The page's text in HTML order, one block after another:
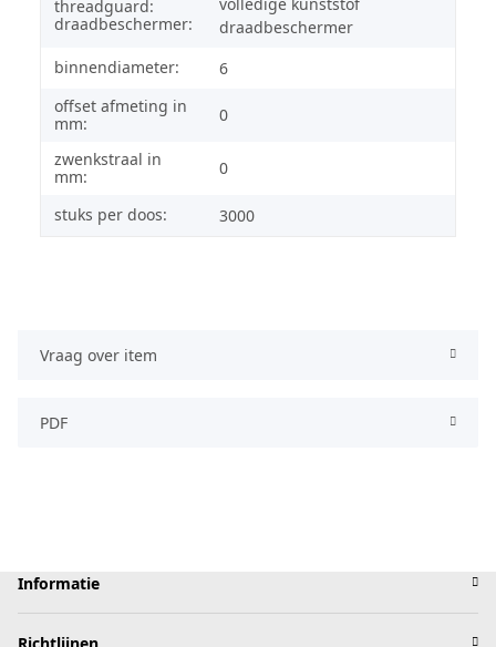
threadguard:
draadbeschermer:
draadbeschermer
binnendiameter:
6
offset afmeting in
mm:
0
zwenkstraal in
mm:
0
stuks per doos: 3000
Vraag over item
PDF
Informatie